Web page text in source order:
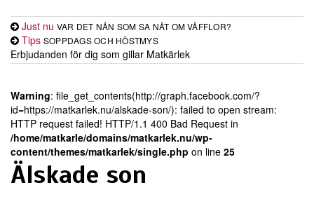
Just nu VAR DET NÅN SOM SA NÅT OM VÅFFLOR?
Tips SOPPDAGS OCH HÖSTMYS
Erbjudanden för dig som gillar Matkärlek
Warning: file_get_contents(http://graph.facebook.com/?
id=https://matkarlek.nu/alskade-son/): failed to open stream:
HTTP request failed! HTTP/1.1 400 Bad Request in
/home/matkarle/domains/matkarlek.nu/wp-
content/themes/matkarlek/single.php on line 25
Älskade son